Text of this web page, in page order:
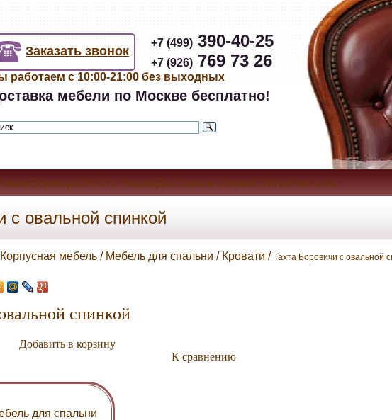
Заказать звонок
+7 (499) 390-40-25
+7 (926) 769 73 26
работаем с 10:00-21:00 без выходных
мебели по Москве бесплатно!
товараДоставка и сборкаСтатьиКонтакты
с овальной спинкой
мебель / Мебель для спальни / Кровати / Тахта Боровичи с овальной
спинкой
Добавить в корзину
К сравнению
для спальни